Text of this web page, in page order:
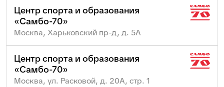
Центр спорта и образования
«Самбо-70»
Москва, Харьковский пр-д, д. 5А
Центр спорта и образования
«Самбо-70»
Москва, ул. Расковой, д. 20А, стр. 1